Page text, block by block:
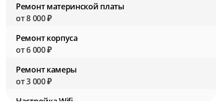
Ремонт материнской платы
от 8 000 ₽
Ремонт корпуса
от 6 000 ₽
Ремонт камеры
от 3 000 ₽
Настройка Wifi